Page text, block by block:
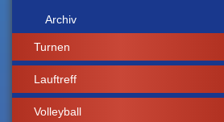
Archiv
Turnen
Lauftreff
Volleyball